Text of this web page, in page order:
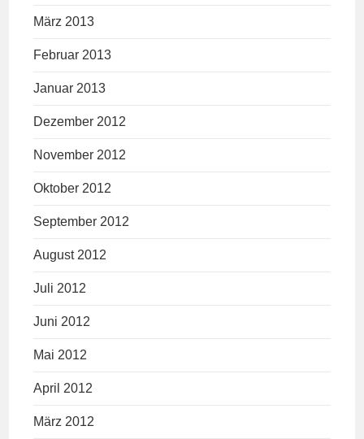
März 2013
Februar 2013
Januar 2013
Dezember 2012
November 2012
Oktober 2012
September 2012
August 2012
Juli 2012
Juni 2012
Mai 2012
April 2012
März 2012